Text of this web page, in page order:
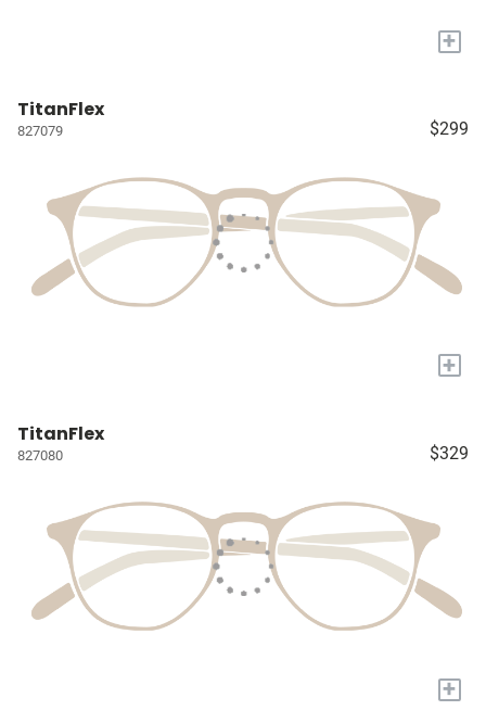
+
TitanFlex
827079 $299
+
TitanFlex
827080 $329
+